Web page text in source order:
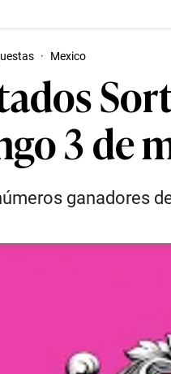
· Mexico
3 de
ganadores